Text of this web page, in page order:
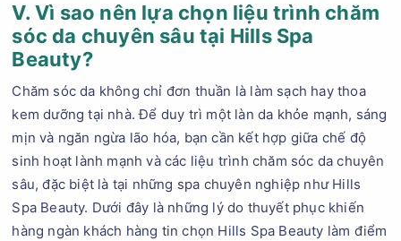
V. Vì sao nên lựa chọn liệu trình chăm
sóc da chuyên sâu tại Hills Spa
Beauty?
Chăm sóc da không chỉ đơn thuần là làm sạch hay thoa
kem dưỡng tại nhà. Để duy trì một làn da khỏe mạnh, sáng
mịn và ngăn ngừa lão hóa, bạn cần kết hợp giữa chế độ
sinh hoạt lành mạnh và các liệu trình chăm sóc da chuyên
sâu, đặc biệt là tại những spa chuyên nghiệp như Hills
Spa Beauty. Dưới đây là những lý do thuyết phục khiến
hàng ngàn khách hàng tin chọn Hills Spa Beauty làm điểm